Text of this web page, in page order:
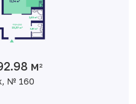
м2
№ 160